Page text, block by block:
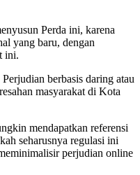
Perda ini, karena
yang baru, dengan
ini.
berbasis daring atau
masyarakat di Kota
mendapatkan referensi
seharusnya regulasi ini
perjudian online